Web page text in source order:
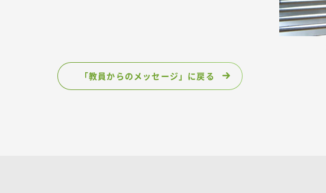
「教員からのメッセージ」に戻る